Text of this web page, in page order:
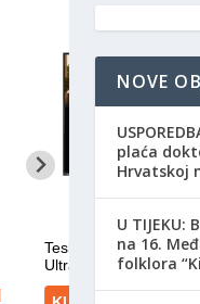
NOVE
plaća
Hrvatskoj
​U
na 16.
folklora